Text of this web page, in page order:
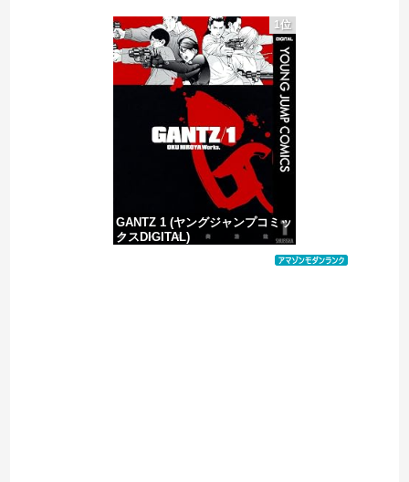
海外「コーヒー1杯が6ドルって何なんだ、レシートを二度見した」値上げで買うのをやめたもの…
【速報】高市政権、エース級の財務官僚・一松旬氏を左遷「彼は協力的でなかった」財務省の言いなりではないことが判明
【移民政策反対】イオンの売り場で唐揚げを食う中国人の子供
1位
GANTZ 1 (ヤングジャンプコミッ
クスDIGITAL)
価格：¥100